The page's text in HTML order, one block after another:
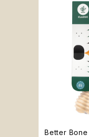
Better Bone